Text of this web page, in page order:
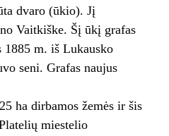
dvaro (ūkio). Jį
Vaitkiške. Šį ūkį grafas
1885 m. iš Lukausko
seni. Grafas naujus
ha dirbamos žemės ir šis
miestelio